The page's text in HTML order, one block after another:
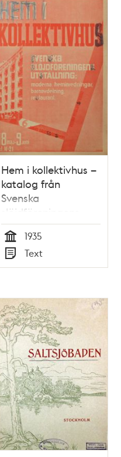
Hem i kollektivhus –
katalog från
Svenska
slöjdföreningens
utställning 1935
Tid
1935
Typ
Text